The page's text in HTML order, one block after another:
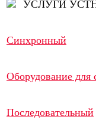
УСЛУГИ
Синхронный
Оборудование для
Последовательный